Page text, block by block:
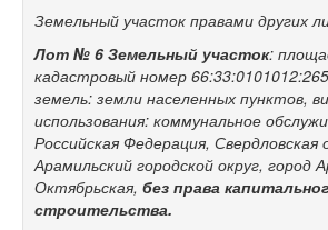
Земельный участок правами других
Лот № 6 Земельный участок:
кадастровый номер
земель: земли населенных пунктов,
использования: коммунальное
Российская Федерация, Свердловская
Арамильский городской округ, город
Октябрьская, без права
строительства.